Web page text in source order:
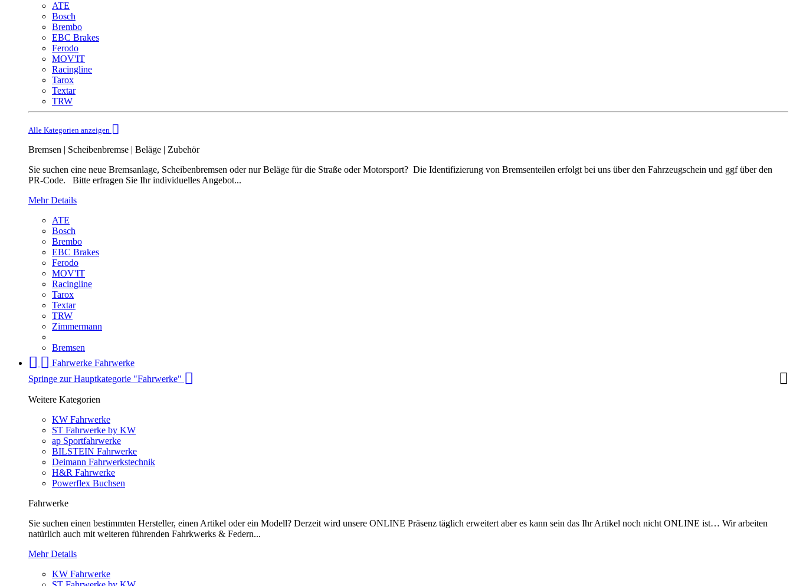
ATE
Bosch
Brembo
EBC Brakes
Ferodo
MOV'IT
Racingline
Tarox
Textar
TRW
Alle Kategorien anzeigen
Bremsen | Scheibenbremse | Beläge | Zubehör
Sie suchen eine neue Bremsanlage, Scheibenbremsen oder nur Beläge für die Straße oder Motorsport? Die Identifizierung von Bremsenteilen erfolgt bei uns über den Fahrzeugschein und ggf über den
PR-Code. Bitte erfragen Sie Ihr individuelles Angebot...
Mehr Details
ATE
Bosch
Brembo
EBC Brakes
Ferodo
MOV'IT
Racingline
Tarox
Textar
TRW
Zimmermann
Bremsen
Fahrwerke Fahrwerke
Springe zur Hauptkategorie "Fahrwerke"
Weitere Kategorien
KW Fahrwerke
ST Fahrwerke by KW
ap Sportfahrwerke
BILSTEIN Fahrwerke
Deimann Fahrwerkstechnik
H&R Fahrwerke
Powerflex Buchsen
Fahrwerke
Sie suchen einen bestimmten Hersteller, einen Artikel oder ein Modell? Derzeit wird unsere ONLINE Präsenz täglich erweitert aber es kann sein das Ihr Artikel noch nicht ONLINE ist… Wir arbeiten
natürlich auch mit weiteren führenden Fahrkwerks & Federn...
Mehr Details
KW Fahrwerke